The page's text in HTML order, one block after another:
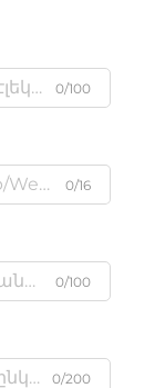
0/100
0/16
0/100
0/200